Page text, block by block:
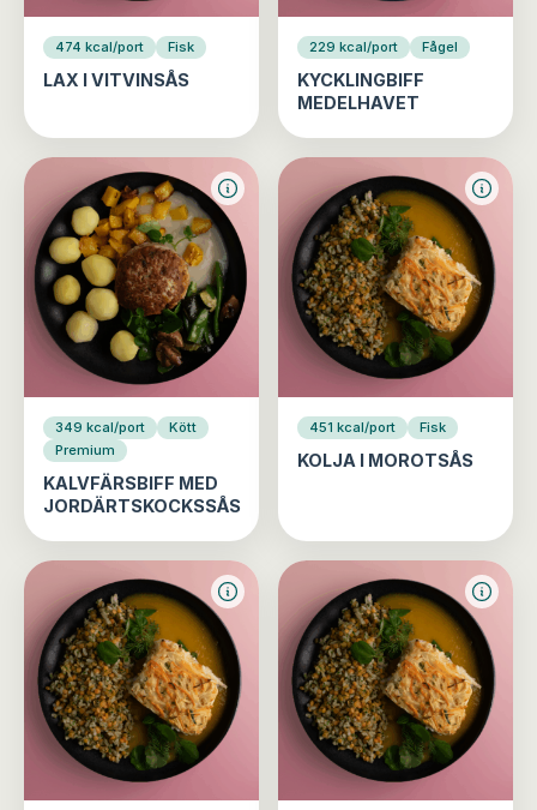
474 kcal/port Fisk
LAX I VITVINSÅS
229 kcal/port Fågel
KYCKLINGBIFF
MEDELHAVET
349 kcal/port
Kött
Premium
KALVFÄRSBIFF MED
JORDÄRTSKOCKSSÅS
451 kcal/port Fisk
KOLJA I MOROTSÅS